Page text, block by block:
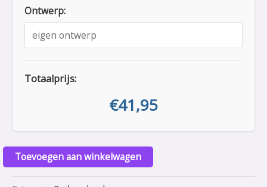
Ontwerp:
Totaalprijs:
€41,95
Toevoegen aan winkelwagen